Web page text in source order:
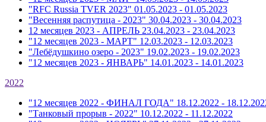
"RFC Russia TVER 2023" 01.05.2023 - 01.05.2023
"Весенняя распутица - 2023" 30.04.2023 - 30.04.2023
12 месяцев 2023 - АПРЕЛЬ 23.04.2023 - 23.04.2023
"12 месяцев 2023 - МАРТ" 12.03.2023 - 12.03.2023
"Лебёдушкино озеро - 2023" 19.02.2023 - 19.02.2023
"12 месяцев 2023 - ЯНВАРЬ" 14.01.2023 - 14.01.2023
2022
"12 месяцев 2022 - ФИНАЛ ГОДА" 18.12.2022 -
"Танковый прорыв - 2022" 10.12.2022 - 11.12.2022